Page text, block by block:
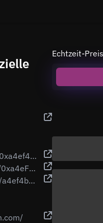
https://etherscan.io/token/0xa4ef4b0b23c1fc81d3f9ecf93510e64f58a4a016
https://bscscan.com/token/0xa4eF4b0B23C1fc81d3f9ecF93510e64f58A4A016
https://nearblocks.io/token/a4ef4b0b23c1fc81d3f9ecf93510e64f58a4a016.factory.bridge.near
Echtzeit-